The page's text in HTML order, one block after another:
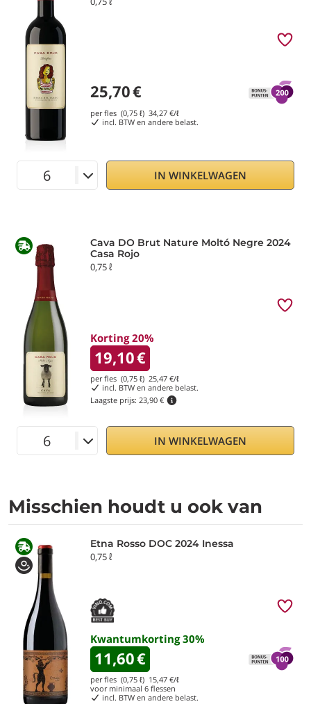
25,70€
per fles (0,75 ℓ) 34,27 €/ℓ
incl. BTW en andere belast.
IN WINKELWAGEN
Cava DO Brut Nature Moltó Negre 2024
Casa Rojo
0,75 ℓ
Korting 20%
19,10€
per fles (0,75 ℓ) 25,47 €/ℓ
incl. BTW en andere belast.
Laagste prijs: 23,90 €
IN WINKELWAGEN
Misschien houdt u ook van
Etna Rosso DOC 2024 Inessa
0,75 ℓ
Kwantumkorting30%
11,60€
per fles (0,75 ℓ) 15,47 €/ℓ
voor minimaal 6 flessen
incl. BTW en andere belast.